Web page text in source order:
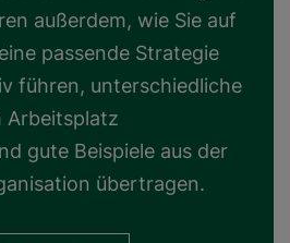
außerdem, wie Sie auf
passende Strategie
führen, unterschiedliche
Arbeitsplatz
gute Beispiele aus der
übertragen.